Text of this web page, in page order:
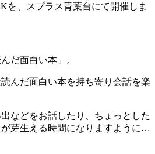
を、スプラス青葉台にて開催しま
だ面白い本」。
んだ面白い本を持ち寄り会話を楽
などをお話したり、ちょっとした
芽生える時間になりますように…